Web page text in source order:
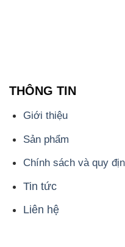
THÔNG TIN
Giới thiệu
Sản phẩm
Chính sách và quy
Tin tức
Liên hệ